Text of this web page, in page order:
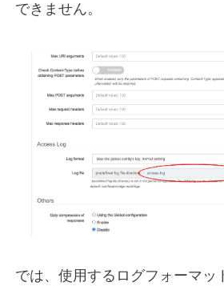
できません。
では、使用するログフォーマッ